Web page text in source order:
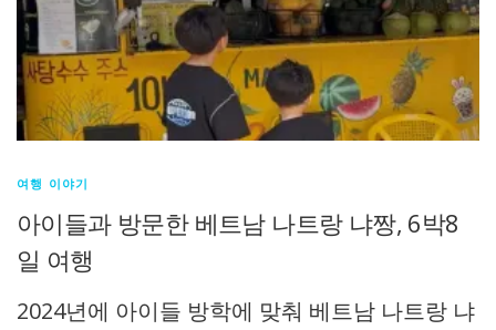
여행 이야기
아이들과 방문한 베트남 나트랑 냐짱, 6박8
일 여행
2024년에 아이들 방학에 맞춰 베트남 나트랑 냐